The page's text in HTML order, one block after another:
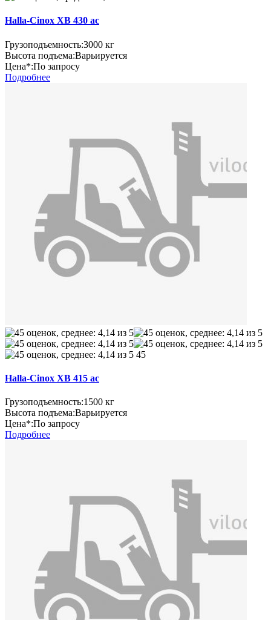
Halla-Cinox XB 430 ac
Грузоподъемность:3000 кг
Высота подъема:Варьируется
Цена*:По запросу
Подробнее
45
Halla-Cinox XB 415 ac
Грузоподъемность:1500 кг
Высота подъема:Варьируется
Цена*:По запросу
Подробнее